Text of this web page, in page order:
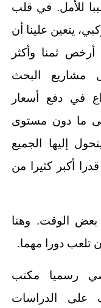
للأمل. في قلب
يتعين علينا أن
ثمنا وأكثر
مشاريع البحث
في دفع أسعار
ما دون مستوى
إليها الجميع
أكبر كثيرا من
الوقت. وهنا
تلعب دورا مهما.
رسميا مكتب
على الدراسات